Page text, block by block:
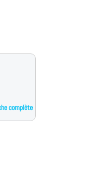
complète